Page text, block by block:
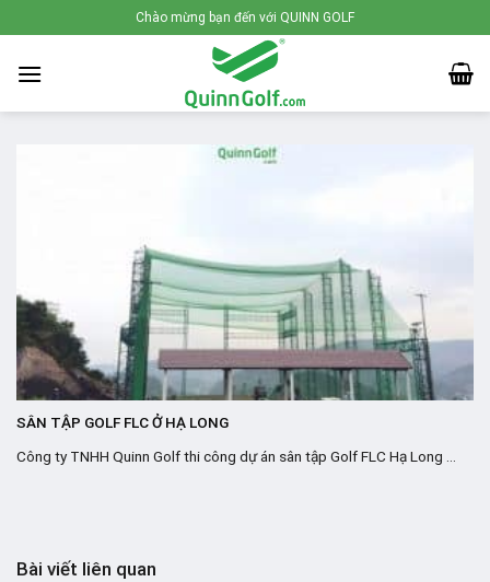
to
content
Chào mừng bạn đến với QUINN GOLF
SÂN TẬP GOLF FLC Ở HẠ LONG
Công ty TNHH Quinn Golf thi công dự án sân tập Golf FLC Hạ Long ...
Bài viết liên quan